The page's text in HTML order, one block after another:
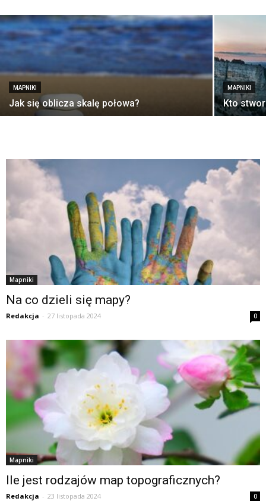
MAPNIKI
Jak się oblicza skalę połowa?
MAPNIKI
Kto
Mapniki
Na co dzieli się mapy?
Redakcja - 27 listopada 2024 0
Mapniki
Ile jest rodzajów map topograficznych?
Redakcja - 23 listopada 2024 0